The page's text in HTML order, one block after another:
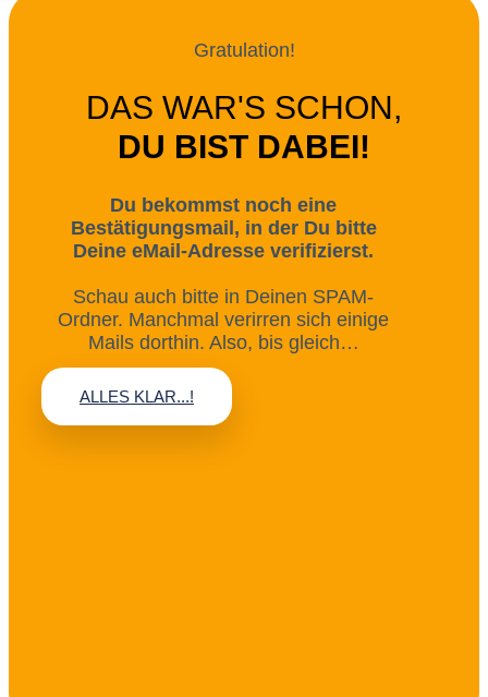
Gratulation!
DAS WAR'S SCHON,
DU BIST DABEI!
Du bekommst noch eine
Bestätigungsmail, in der Du bitte
Deine eMail-Adresse verifizierst.
Schau auch bitte in Deinen SPAM-
Ordner. Manchmal verirren sich einige
Mails dorthin. Also, bis gleich…
ALLES KLAR...!